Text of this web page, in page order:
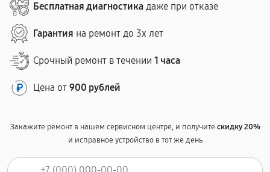
Бесплатная диагностика даже при отказе
Гарантия на ремонт до 3х лет
Срочный ремонт в течении 1 часа
Цена от 900 рублей
Закажите ремонт в нашем сервисном центре, и получитескидку 20%
и исправное устройство в тот же день